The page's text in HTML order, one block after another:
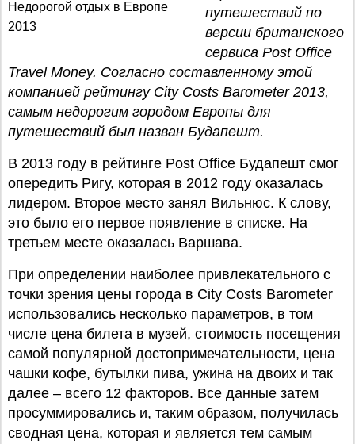
Недорогой отдых в Европе
2013
путешествий по
версии британского
сервиса Post Office
Travel Money. Согласно составленному этой
компанией рейтингу City Costs Barometer 2013,
самым недорогим городом Европы для
путешествий был назван Будапешт.
В 2013 году в рейтинге Post Office Будапешт смог
опередить Ригу, которая в 2012 году оказалась
лидером. Второе место занял Вильнюс. К слову,
это было его первое появление в списке. На
третьем месте оказалась Варшава.
При определении наиболее привлекательного с
точки зрения цены города в City Costs Barometer
использовались несколько параметров, в том
числе цена билета в музей, стоимость посещения
самой популярной достопримечательности, цена
чашки кофе, бутылки пива, ужина на двоих и так
далее – всего 12 факторов. Все данные затем
просуммировались и, таким образом, получилась
сводная цена, которая и является тем самым